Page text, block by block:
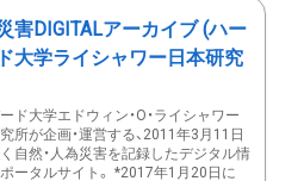
害DIGITALアーカイブ (ハー
大学ライシャワー日本研究
ド大学エドウィン・O・ライシャワー
所が企画・運営する、2011年3月11日
自然・人為災害を記録したデジタル情
ータルサイト。 *2017年1月20日に